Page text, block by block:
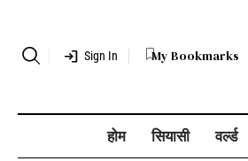
Sign In My Bookmarks
होम सियासी वर्ल्ड